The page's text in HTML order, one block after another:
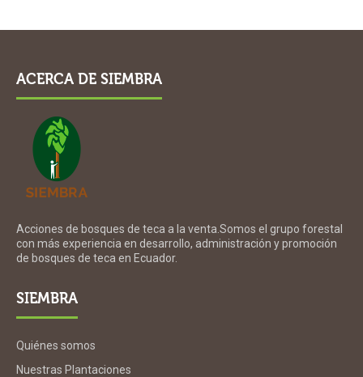
ACERCA DE SIEMBRA
Acciones de bosques de teca a la venta.Somos el grupo forestal
con más experiencia en desarrollo, administración y promoción
de bosques de teca en Ecuador.
SIEMBRA
Quiénes somos
Nuestras Plantaciones